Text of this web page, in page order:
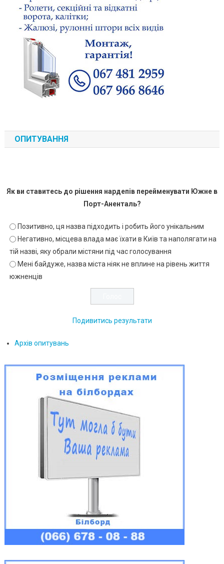
ОПИТУВАННЯ
Як ви ставитесь до рішення нардепів перейменувати Южне в
Порт-Аненталь?
Позитивно, ця назва підходить і робить його унікальним
Негативно, місцева влада має їхати в Київ та наполягати на
тій назві, яку обрали містяни під час голосування
Мені байдуже, назва міста ніяк не вплине на рівень життя
южненців
Подивитись результати
Архів опитувань